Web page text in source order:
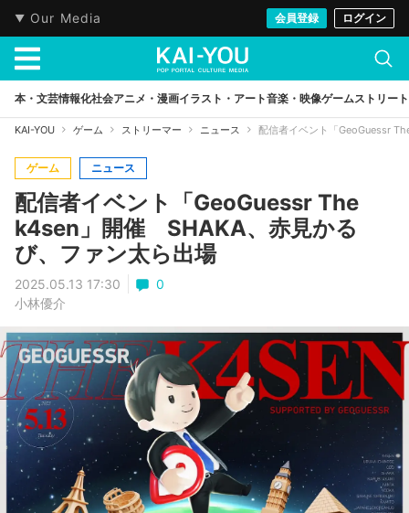
Our Media 会員登録 ログイン
本・文芸情報化社会アニメ・漫画イラスト・アート音楽・映像ゲームストリート
KAI-YOU ゲーム ストリーマー ニュース 配信者イベント「GeoGuessr
ゲーム ニュース
配信者イベント「GeoGuessr The
k4sen」開催 SHAKA、赤見かる
び、ファン太ら出場
2025.05.13 17:30
0
小林優介